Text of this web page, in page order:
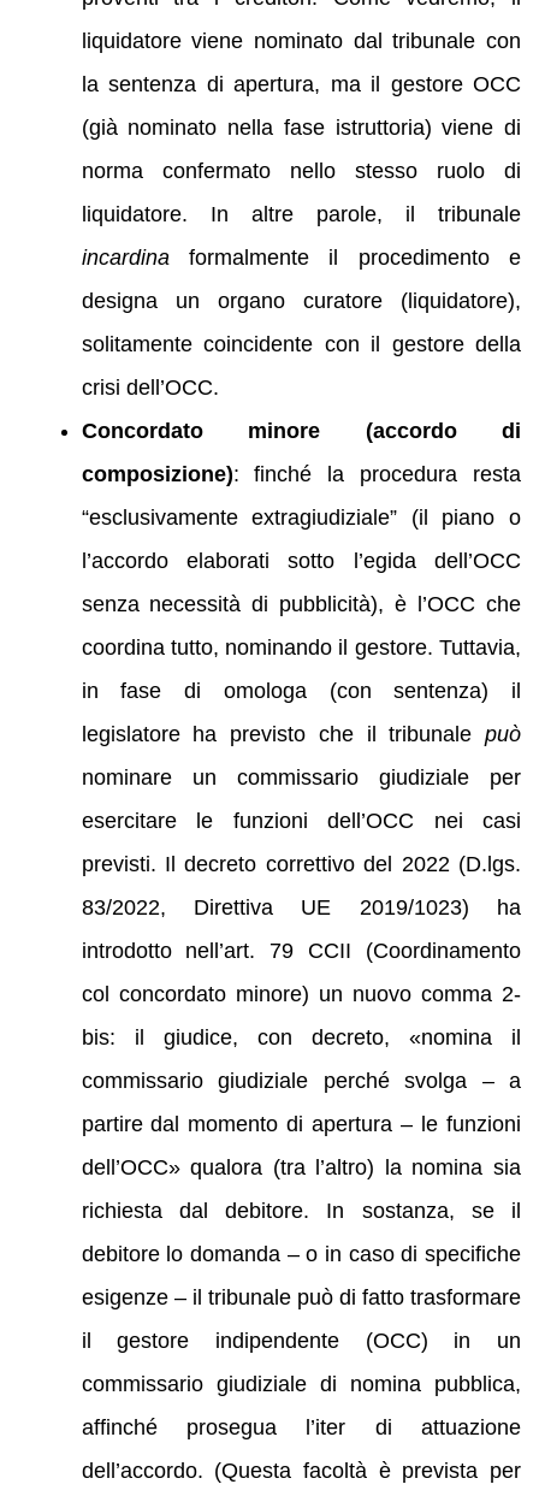
liquidatore viene nominato dal tribunale con
la sentenza di apertura, ma il gestore OCC
(già nominato nella fase istruttoria) viene di
norma confermato nello stesso ruolo di
liquidatore. In altre parole, il tribunale
incardina formalmente il procedimento e
designa un organo curatore (liquidatore),
solitamente coincidente con il gestore della
crisi dell’OCC.
Concordato minore (accordo di
composizione): finché la procedura resta
“esclusivamente extragiudiziale” (il piano o
l’accordo elaborati sotto l’egida dell’OCC
senza necessità di pubblicità), è l’OCC che
coordina tutto, nominando il gestore. Tuttavia,
in fase di omologa (con sentenza) il
legislatore ha previsto che il tribunale può
nominare un commissario giudiziale per
esercitare le funzioni dell’OCC nei casi
previsti. Il decreto correttivo del 2022 (D.lgs.
83/2022, Direttiva UE 2019/1023) ha
introdotto nell’art. 79 CCII (Coordinamento
col concordato minore) un nuovo comma 2-
bis: il giudice, con decreto, «nomina il
commissario giudiziale perché svolga – a
partire dal momento di apertura – le funzioni
dell’OCC» qualora (tra l’altro) la nomina sia
richiesta dal debitore. In sostanza, se il
debitore lo domanda – o in caso di specifiche
esigenze – il tribunale può di fatto trasformare
il gestore indipendente (OCC) in un
commissario giudiziale di nomina pubblica,
affinché prosegua l’iter di attuazione
dell’accordo. (Questa facoltà è prevista per